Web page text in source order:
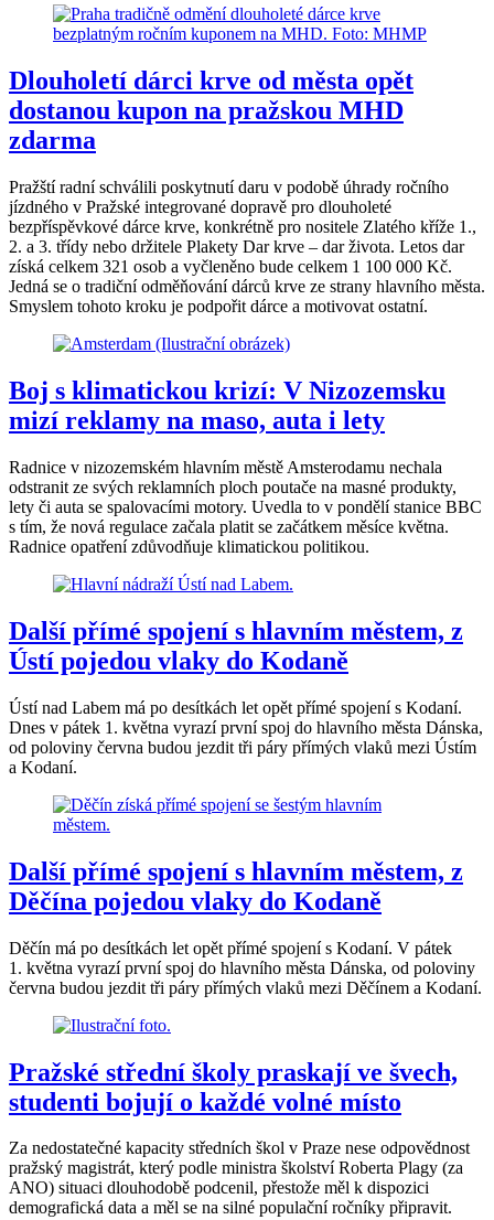
Dlouholetí dárci krve od města opět
dostanou kupon na pražskou MHD
zdarma
Pražští radní schválili poskytnutí daru v podobě úhrady ročního
jízdného v Pražské integrované dopravě pro dlouholeté
bezpříspěvkové dárce krve, konkrétně pro nositele Zlatého kříže 1.,
2. a 3. třídy nebo držitele Plakety Dar krve – dar života. Letos dar
získá celkem 321 osob a vyčleněno bude celkem 1 100 000 Kč.
Jedná se o tradiční odměňování dárců krve ze strany hlavního města.
Smyslem tohoto kroku je podpořit dárce a motivovat ostatní.
Boj s klimatickou krizí: V Nizozemsku
mizí reklamy na maso, auta i lety
Radnice v nizozemském hlavním městě Amsterodamu nechala
odstranit ze svých reklamních ploch poutače na masné produkty,
lety či auta se spalovacími motory. Uvedla to v pondělí stanice BBC
s tím, že nová regulace začala platit se začátkem měsíce května.
Radnice opatření zdůvodňuje klimatickou politikou.
Další přímé spojení s hlavním městem, z
Ústí pojedou vlaky do Kodaně
Ústí nad Labem má po desítkách let opět přímé spojení s Kodaní.
Dnes v pátek 1. května vyrazí první spoj do hlavního města Dánska,
od poloviny června budou jezdit tři páry přímých vlaků mezi Ústím
a Kodaní.
Další přímé spojení s hlavním městem, z
Děčína pojedou vlaky do Kodaně
Děčín má po desítkách let opět přímé spojení s Kodaní. V pátek
1. května vyrazí první spoj do hlavního města Dánska, od poloviny
června budou jezdit tři páry přímých vlaků mezi Děčínem a Kodaní.
Pražské střední školy praskají ve švech,
studenti bojují o každé volné místo
Za nedostatečné kapacity středních škol v Praze nese odpovědnost
pražský magistrát, který podle ministra školství Roberta Plagy (za
ANO) situaci dlouhodobě podcenil, přestože měl k dispozici
demografická data a měl se na silné populační ročníky připravit.